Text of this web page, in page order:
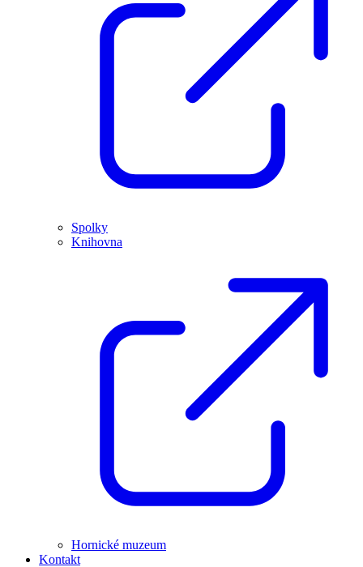
Spolky
Knihovna
Hornické muzeum
Kontakt